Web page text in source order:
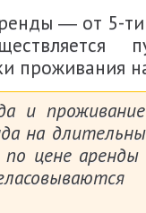
― от 5-ти
проживания
и
на
цене